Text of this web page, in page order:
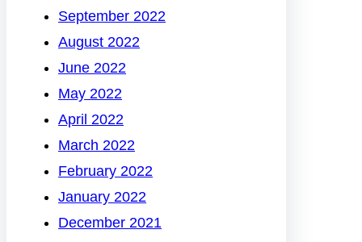
September 2022
August 2022
June 2022
May 2022
April 2022
March 2022
February 2022
January 2022
December 2021